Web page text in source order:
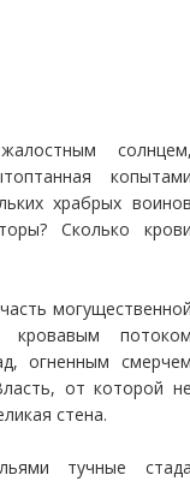
храбрых
Сколько
огненным
от которой
стена.
тучные